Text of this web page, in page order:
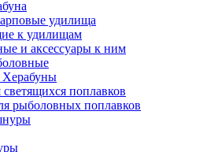
удилища
к удилищам
и аксессуары к ним
Херабуны
светящихся поплавков
рыболовных поплавков